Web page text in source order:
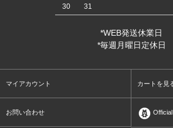
30
31
*WEB発送休業日
*毎週月曜日定休日
マイアカウント カートを見
お問い合わせ